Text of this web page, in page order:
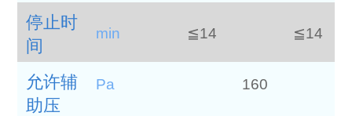
停止时
间
min ≦14 ≦14
允许辅
助压
Pa 160